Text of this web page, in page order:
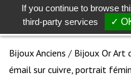
Bijoux Anciens / Bijoux Or Art
émail sur cuivre, portrait
If you continue to browse
third-party services
✓